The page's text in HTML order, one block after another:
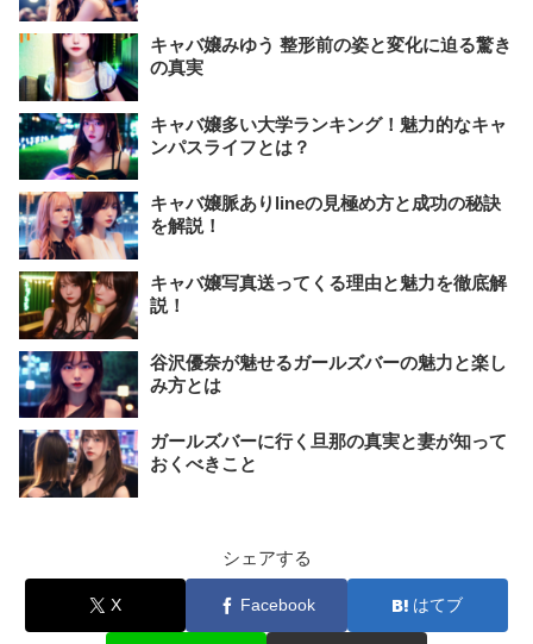
キャバ嬢みゆう 整形前の姿と変化に迫る驚き
の真実
キャバ嬢多い大学ランキング！魅力的なキャ
ンパスライフとは？
キャバ嬢脈ありlineの見極め方と成功の秘訣
を解説！
キャバ嬢写真送ってくる理由と魅力を徹底解
説！
谷沢優奈が魅せるガールズバーの魅力と楽し
み方とは
ガールズバーに行く旦那の真実と妻が知って
おくべきこと
シェアする
X Facebook はてブ